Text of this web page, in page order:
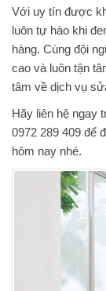
Với uy tín được
luôn tự hào khi
hàng. Cùng đội
cao và luôn tận
tâm về dịch vụ
Hãy liên hệ ngay
0972 289 409 để
hôm nay nhé.